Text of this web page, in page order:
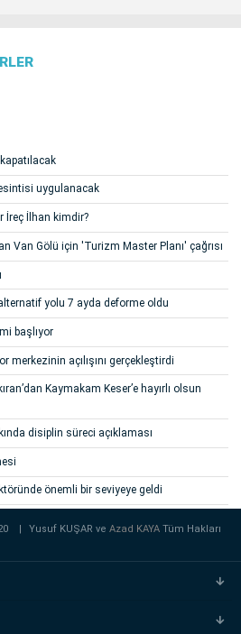
uygulanacak
İreç İlhan kimdir?
Van Gölü için 'Turizm Master Planı' çağrısı
yolu 7 ayda deforme oldu
başlıyor
merkezinin açılışını gerçekleştirdi
Kaymakam Keser’e hayırlı olsun
disiplin süreci açıklaması
önemli bir seviyeye geldi
| Yusuf KUŞAR veAzad KAYATüm Hakları